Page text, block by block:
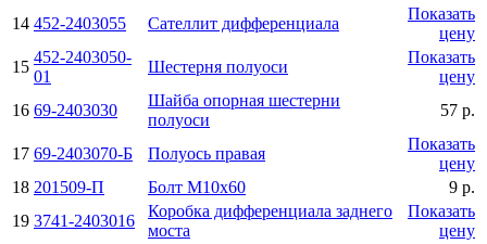
14 452-2403055 Сателлит дифференциала
Показать
цену
15
452-2403050-
01
Шестерня полуоси
Показать
цену
16 69-2403030
Шайба опорная шестерни
полуоси
57 р.
17 69-2403070-Б Полуось правая
Показать
цену
18 201509-П Болт М10х60
9 р.
19 3741-2403016
Коробка дифференциала заднего
моста
Показать
цену